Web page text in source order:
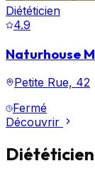
Diététicien
4.9
Naturhouse
Petite Rue, 42
Fermé
Découvrir
Diététicien